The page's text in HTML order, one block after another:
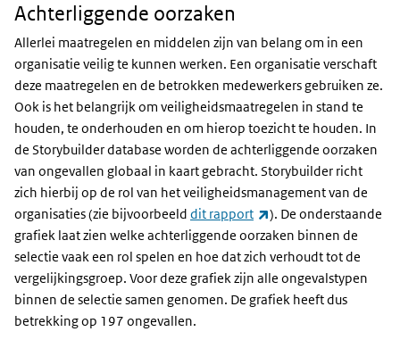
Achterliggende
oorzaken
Achterliggende oorzaken
Allerlei maatregelen en middelen zijn van belang om in een
organisatie veilig te kunnen werken. Een organisatie verschaft
deze maatregelen en de betrokken medewerkers gebruiken ze.
Ook is het belangrijk om veiligheidsmaatregelen in stand te
houden, te onderhouden en om hierop toezicht te houden. In
de Storybuilder database worden de achterliggende oorzaken
van ongevallen globaal in kaart gebracht. Storybuilder richt
zich hierbij op de rol van het veiligheidsmanagement van de
organisaties (zie bijvoorbeeld dit rapport (externe link)
). De onderstaande
grafiek laat zien welke achterliggende oorzaken binnen de
selectie vaak een rol spelen en hoe dat zich verhoudt tot de
vergelijkingsgroep. Voor deze grafiek zijn alle ongevalstypen
binnen de selectie samen genomen. De grafiek heeft dus
betrekking op 197 ongevallen.